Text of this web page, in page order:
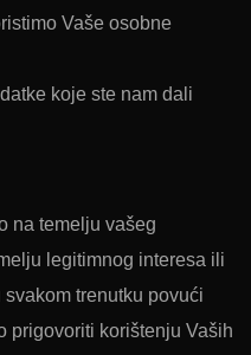
Vaše osobne
koje ste nam dali
na temelju vašeg
legitimnog interesa ili
trenutku povući
prigovoriti korištenju Vaših